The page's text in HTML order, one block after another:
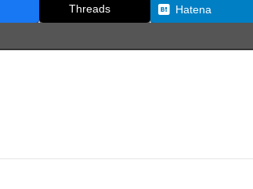
Threads Hatena